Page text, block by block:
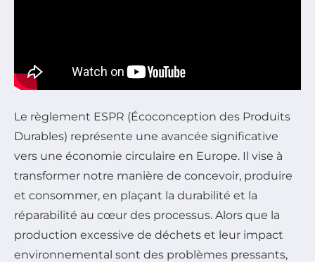
Le règlement ESPR (Écoconception des Produits
Durables) représente une avancée significative
vers une économie circulaire en Europe. Il vise à
transformer notre manière de concevoir, produire
et consommer, en plaçant la durabilité et la
réparabilité au cœur des processus. Alors que la
production excessive de déchets et leur impact
environnemental sont des problèmes pressants,